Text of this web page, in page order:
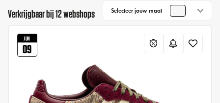
Verkrijgbaar bij 12 webshops Selecteer jouw maat
JUN
09